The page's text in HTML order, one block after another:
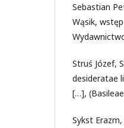
Sebastian
Wąsik,
Struś Józef,
desideratae
[…],
Sykst